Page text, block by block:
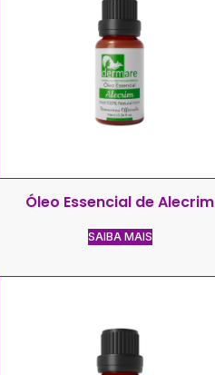
Óleo Essencial de Alecrim
SAIBA MAIS